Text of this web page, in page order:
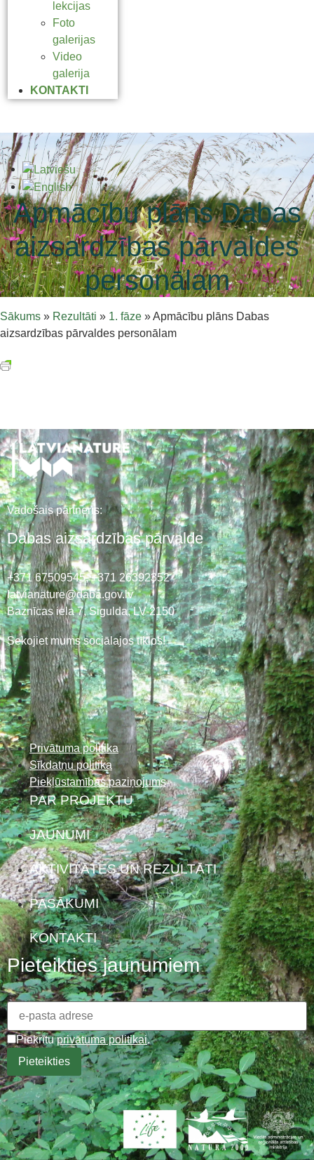
lekcijas
Foto
galerijas
Video
galerija
KONTAKTI
Apmācību plāns Dabas
aizsardzības pārvaldes
personālam
Sākums » Rezultāti » 1. fāze »Apmācību plāns Dabas
aizsardzības pārvaldes personālam
Vadošais partneris:
Dabas aizsardzības pārvalde
+371 67509545,+371 26392352
latvianature@daba.gov.lv
Baznīcas iela 7, Sigulda, LV-2150
Sekojiet mums sociālajos tīklos!
Privātuma politika
Sīkdatņu politika
Piekļūstamības paziņojums
PAR PROJEKTU
JAUNUMI
AKTIVITĀTES UN REZULTĀTI
PASĀKUMI
KONTAKTI
Pieteikties jaunumiem
Piekrītuprivātuma politikai.